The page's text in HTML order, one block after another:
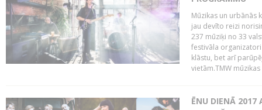
Mūzikas un urbānās
jau devīto reizi
237 mūziķi no 33
festivāla
klāstu, bet arī
vietām.TMW
ĒNU DIENĀ 2017